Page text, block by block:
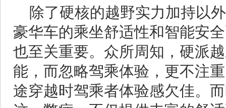
除了硬核的越野实力加持以
豪华车的乘坐舒适性和智能安
也至关重要。众所周知，硬派
能，而忽略驾乘体验，更不注
途穿越时驾乘者体验感欠佳。